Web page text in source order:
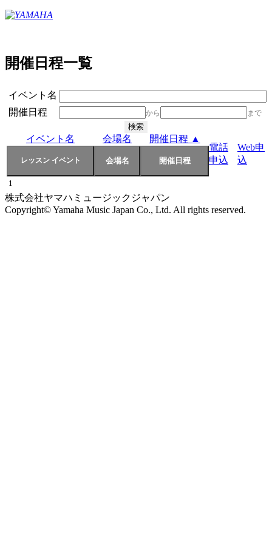
開催日程一覧
イベント名
開催日程
から まで
イベント名 会場名
開催日程 ▲
電話
申込
Web申
込
1
株式会社ヤマハミュージックジャパン
Copyright© Yamaha Music Japan Co., Ltd. All rights reserved.